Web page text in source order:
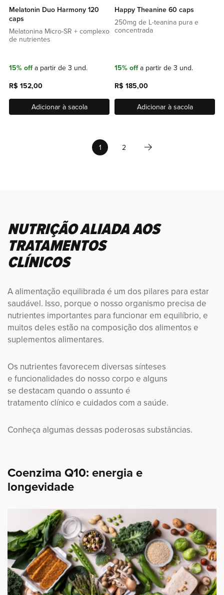
Melatonin Duo Harmony 120
caps
Melatonina Micro-SR + complexo
de nutrientes
15% offa partir de 3 und.
R$ 152,00
Adicionar à sacola
Happy Theanine 60 caps
250mg de L-teanina pura e
concentrada
15% offa partir de 3 und.
R$ 185,00
Adicionar à sacola
PáginaVocê esta lendo a pagina
1 Página
2 Página
Próximo
NUTRIÇÃO ALIADA AOS
TRATAMENTOS
CLÍNICOS
A alimentação equilibrada é um dos pilares para estar
saudável. Isso, porque o nosso organismo precisa de
nutrientes importantes para funcionar em equilíbrio, e
muitos deles estão na composição dos alimentos e
suplementos alimentares.
Os nutrientes favorecem diversas sínteses
e funcionalidades do nosso corpo e alguns
se destacam quando o assunto é
tratamento clínico e cuidados com a saúde.
Conheça algumas dessas poderosas substâncias.
Coenzima Q10: energia e
longevidade